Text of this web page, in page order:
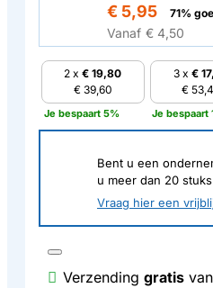
€ 5,95 71%
Vanaf € 4,50
2 x€ 19,80
€ 39,60
Je bespaart 5%
3 x €
€
Je bespaart
Bent u een
u meer dan 20
Vraag hier een
Verzending gratis